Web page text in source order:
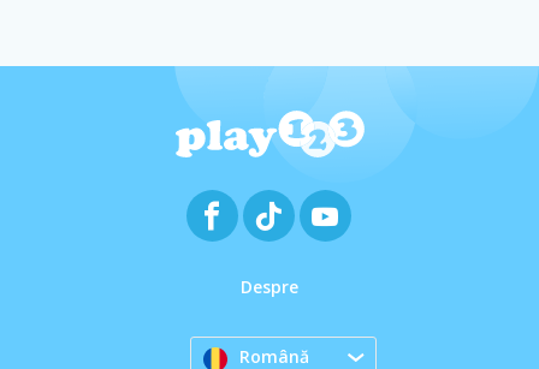
Despre
Română